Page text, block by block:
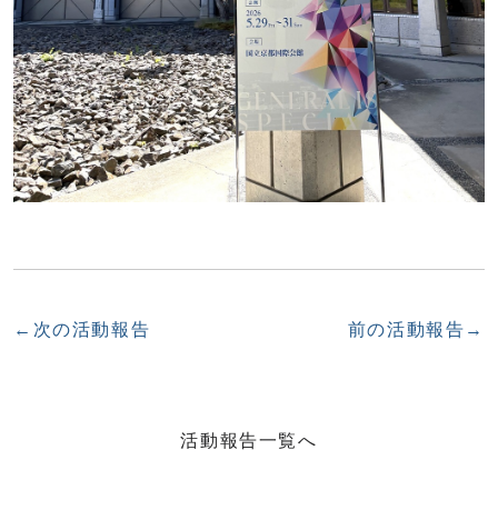
←次の活動報告 前の活動報告→
活動報告一覧へ